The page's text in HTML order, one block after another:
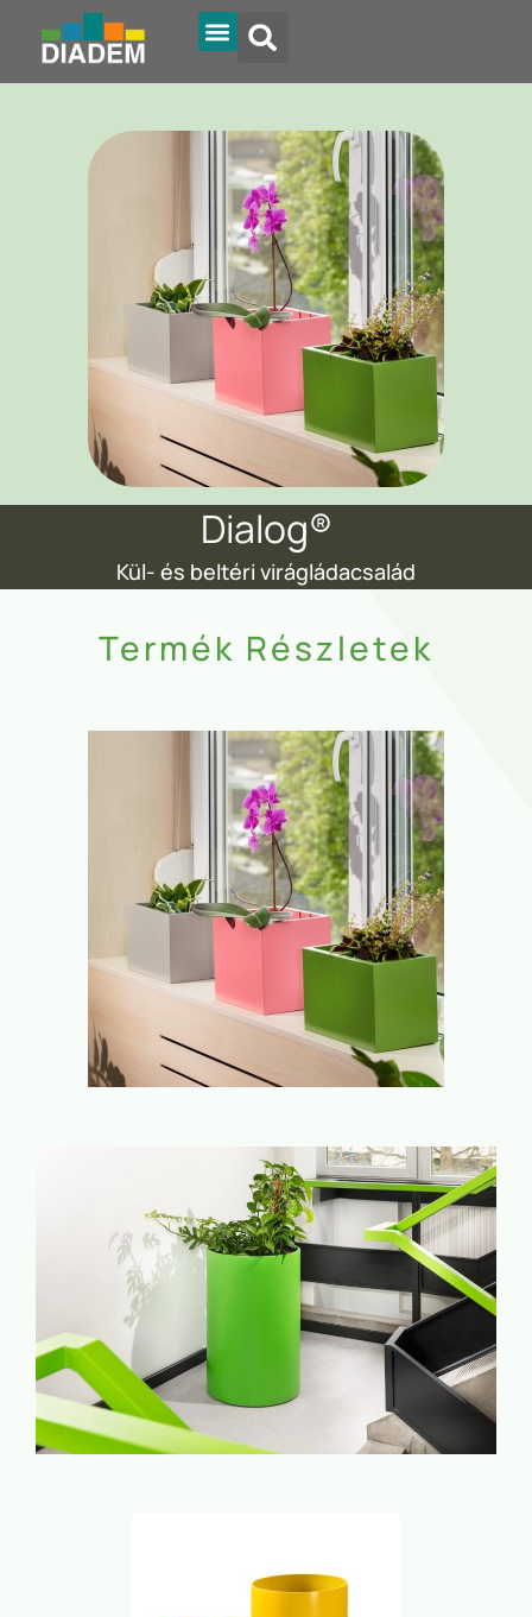
Dialog®
Kül- és beltéri virágládacsalád
Termék Részletek